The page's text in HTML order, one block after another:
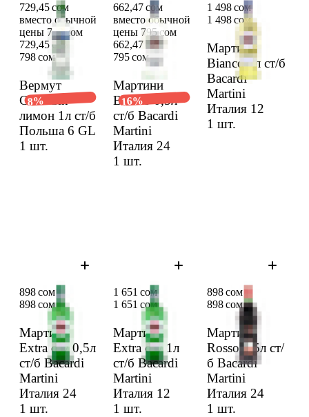
Вермут
Cin&Cin
лимон 1л ст/б
Польша 6 GL
1 шт.
729,45 сом
вместо обычной
цены 798 сом
729,45 сом
798 сом
8%
Марти­ни
Bianco 0,5л
ст/б Bacardi
Martini
Италия 24
1 шт.
662,47 сом
вместо обычной
цены 795 сом
662,47 сом
795 сом
16%
Марти­ни
Bianco 1л ст/б
Bacardi
Martini
Италия 12
1 шт.
1 498 сом
1 498 сом
Марти­ни
Extra dry 0,5л
ст/б Bacardi
Martini
Италия 24
1 шт.
898 сом
898 сом
Марти­ни
Extra dry 1л
ст/б Bacardi
Martini
Италия 12
1 шт.
1 651 сом
1 651 сом
Марти­ни
Rosso 0,5л ст/
б Bacardi
Martini
Италия 24
1 шт.
898 сом
898 сом